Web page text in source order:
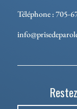
Téléphone : 705-